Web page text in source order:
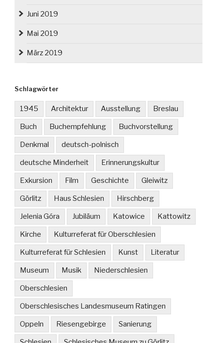
Juni 2019
Mai 2019
März 2019
Schlagwörter
1945 Architektur Ausstellung Breslau
Buch Buchempfehlung Buchvorstellung
Denkmal deutsch-polnisch
deutsche Minderheit Erinnerungskultur
Exkursion Film Geschichte Gleiwitz
Görlitz Haus Schlesien Hirschberg
Jelenia Góra Jubiläum Katowice Kattowitz
Kirche Kulturreferat für Oberschlesien
Kulturreferat für Schlesien Kunst Literatur
Museum Musik Niederschlesien
Oberschlesien
Oberschlesisches Landesmuseum Ratingen
Oppeln Riesengebirge Sanierung